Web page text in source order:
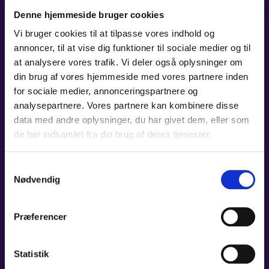
Denne hjemmeside bruger cookies
Vi bruger cookies til at tilpasse vores indhold og
annoncer, til at vise dig funktioner til sociale medier og til
at analysere vores trafik. Vi deler også oplysninger om
din brug af vores hjemmeside med vores partnere inden
for sociale medier, annonceringspartnere og
analysepartnere. Vores partnere kan kombinere disse
data med andre oplysninger, du har givet dem, eller som
de har indsamlet fra din brug af deres tjenester.
Nødvendig
Præferencer
Statistik